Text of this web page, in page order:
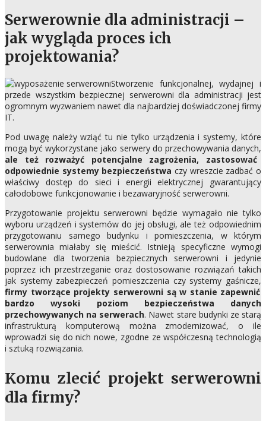
Serwerownie dla administracji –
jak wygląda proces ich
projektowania?
Stworzenie funkcjonalnej, wydajnej i
przede wszystkim bezpiecznej serwerowni dla administracji jest
ogromnym wyzwaniem nawet dla najbardziej doświadczonej firmy
IT.
Pod uwagę należy wziąć tu nie tylko urządzenia i systemy, które
mogą być wykorzystane jako serwery do przechowywania danych,
ale też rozważyć potencjalne zagrożenia, zastosować
odpowiednie systemy bezpieczeństwa czy wreszcie zadbać o
właściwy dostęp do sieci i energii elektrycznej gwarantujący
całodobowe funkcjonowanie i bezawaryjność serwerowni.
Przygotowanie projektu serwerowni będzie wymagało nie tylko
wyboru urządzeń i systemów do jej obsługi, ale też odpowiednim
przygotowaniu samego budynku i pomieszczenia, w którym
serwerownia miałaby się mieścić. Istnieją specyficzne wymogi
budowlane dla tworzenia bezpiecznych serwerowni i jedynie
poprzez ich przestrzeganie oraz dostosowanie rozwiązań takich
jak systemy zabezpieczeń pomieszczenia czy systemy gaśnicze,
firmy tworzące projekty serwerowni są w stanie zapewnić
bardzo wysoki poziom bezpieczeństwa danych
przechowywanych na serwerach. Nawet stare budynki ze starą
infrastrukturą komputerową można zmodernizować, o ile
wprowadzi się do nich nowe, zgodne ze współczesną technologią
i sztuką rozwiązania.
Komu zlecić projekt serwerowni
dla firmy?